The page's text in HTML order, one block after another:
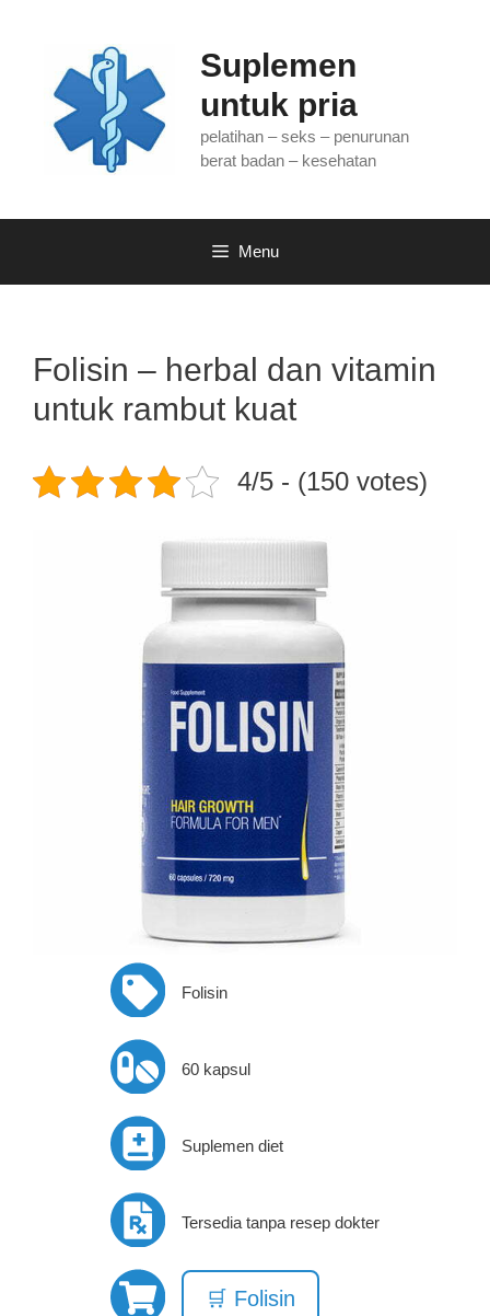
Suplemen
untuk pria
pelatihan – seks – penurunan
berat badan – kesehatan
Menu
Folisin – herbal dan vitamin
untuk rambut kuat
4/5 - (150 votes)
Folisin
60 kapsul
Suplemen diet
Tersedia tanpa resep dokter
🛒 Folisin